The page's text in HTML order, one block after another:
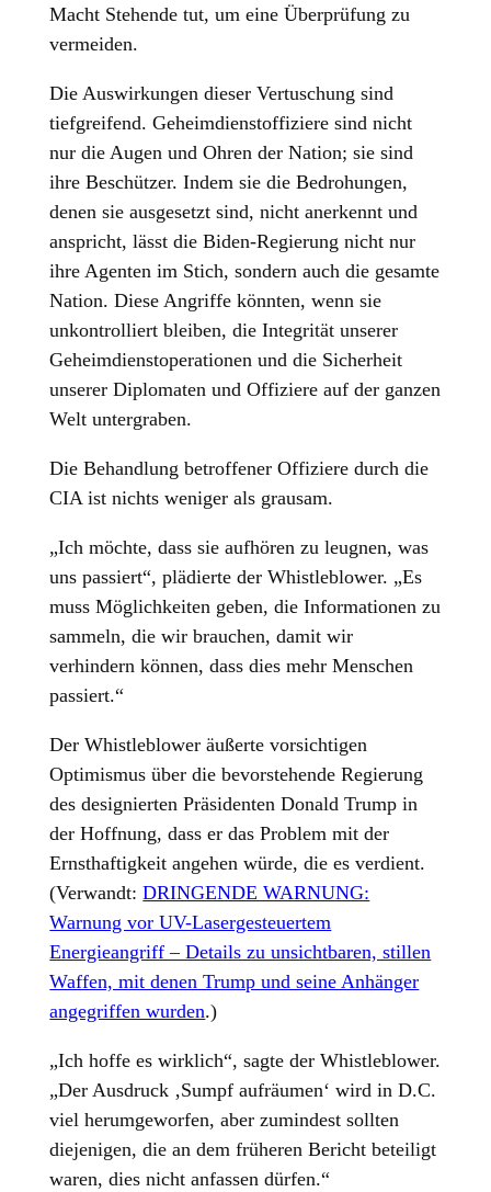
Macht Stehende tut, um eine Überprüfung zu
vermeiden.
Die Auswirkungen dieser Vertuschung sind
tiefgreifend. Geheimdienstoffiziere sind nicht
nur die Augen und Ohren der Nation; sie sind
ihre Beschützer. Indem sie die Bedrohungen,
denen sie ausgesetzt sind, nicht anerkennt und
anspricht, lässt die Biden-Regierung nicht nur
ihre Agenten im Stich, sondern auch die gesamte
Nation. Diese Angriffe könnten, wenn sie
unkontrolliert bleiben, die Integrität unserer
Geheimdienstoperationen und die Sicherheit
unserer Diplomaten und Offiziere auf der ganzen
Welt untergraben.
Die Behandlung betroffener Offiziere durch die
CIA ist nichts weniger als grausam.
„Ich möchte, dass sie aufhören zu leugnen, was
uns passiert“, plädierte der Whistleblower. „Es
muss Möglichkeiten geben, die Informationen zu
sammeln, die wir brauchen, damit wir
verhindern können, dass dies mehr Menschen
passiert.“
Der Whistleblower äußerte vorsichtigen
Optimismus über die bevorstehende Regierung
des designierten Präsidenten Donald Trump in
der Hoffnung, dass er das Problem mit der
Ernsthaftigkeit angehen würde, die es verdient.
(Verwandt:DRINGENDE WARNUNG:
Warnung vor UV-Lasergesteuertem
Energieangriff – Details zu unsichtbaren, stillen
Waffen, mit denen Trump und seine Anhänger
angegriffen wurden.)
„Ich hoffe es wirklich“, sagte der Whistleblower.
„Der Ausdruck ‚Sumpf aufräumen‘ wird in D.C.
viel herumgeworfen, aber zumindest sollten
diejenigen, die an dem früheren Bericht beteiligt
waren, dies nicht anfassen dürfen.“